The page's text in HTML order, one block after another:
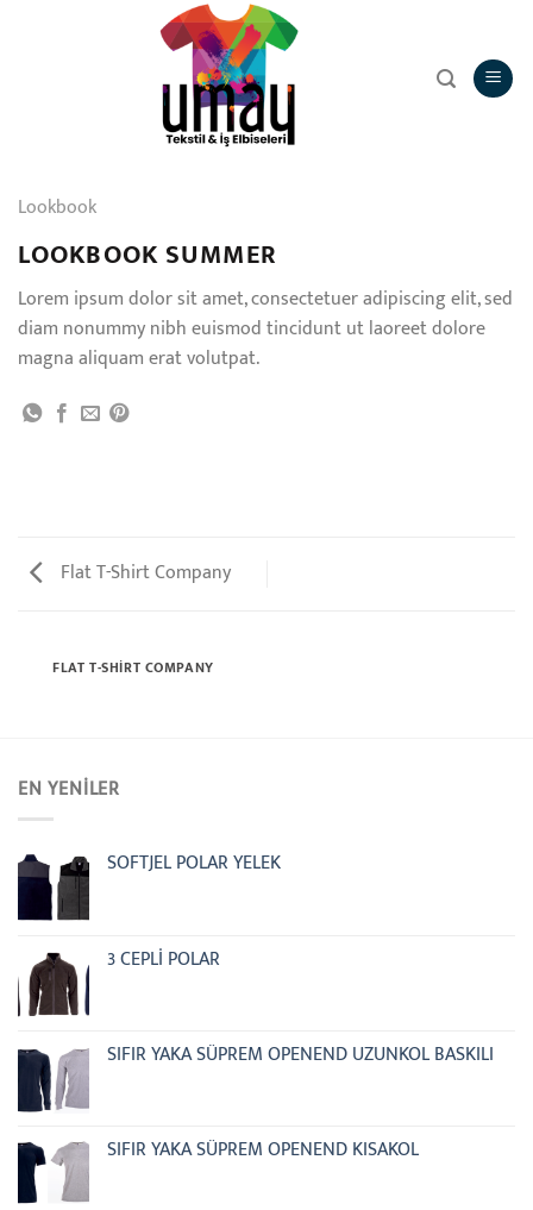
Lookbook
LOOKBOOK SUMMER
Lorem ipsum dolor sit amet, consectetuer adipiscing elit, sed
diam nonummy nibh euismod tincidunt ut laoreet dolore
magna aliquam erat volutpat.
Flat T-Shirt Company
FLAT T-SHIRT COMPANY
EN YENILER
SOFTJEL POLAR YELEK
3 CEPLİ POLAR
SIFIR YAKA SÜPREM OPENEND UZUNKOL BASKILI
SIFIR YAKA SÜPREM OPENEND KISAKOL